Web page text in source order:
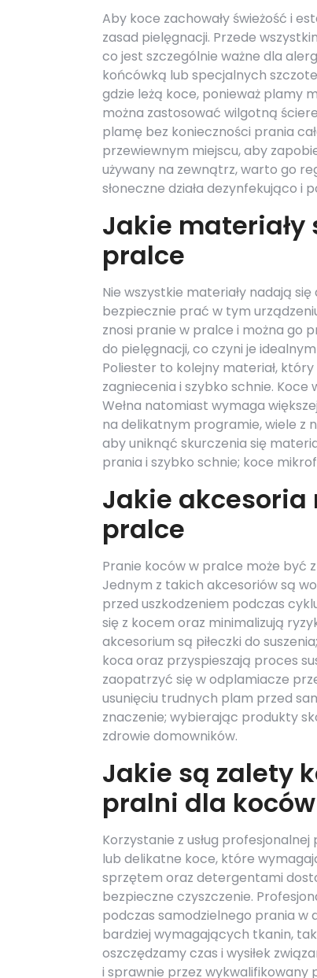
Aby koce zachowały świeżość i
zasad pielęgnacji. Przede
co jest szczególnie ważne dla
końcówką lub specjalnych
gdzie leżą koce, ponieważ plamy
można zastosować wilgotną
plamę bez konieczności prania
przewiewnym miejscu, aby
używany na zewnątrz, warto go
słoneczne działa dezynfekująco i
Jakie materiały
pralce
Nie wszystkie materiały nadają
bezpiecznie prać w tym
znosi pranie w pralce i można go
do pielęgnacji, co czyni je
Poliester to kolejny materiał,
zagniecenia i szybko schnie.
Wełna natomiast wymaga
na delikatnym programie, wiele z
aby uniknąć skurczenia się
prania i szybko schnie; koce
Jakie akcesoria
pralce
Pranie koców w pralce może być
Jednym z takich akcesoriów są
przed uszkodzeniem podczas
się z kocem oraz minimalizują
akcesorium są piłeczki do
koca oraz przyspieszają proces
zaopatrzyć się w odplamiacze
usunięciu trudnych plam przed
znaczenie; wybierając produkty
zdrowie domowników.
Jakie są zalety
pralni dla koców
Korzystanie z usług
lub delikatne koce, które
sprzętem oraz detergentami
bezpieczne czyszczenie.
podczas samodzielnego prania w
bardziej wymagających tkanin,
oszczędzamy czas i wysiłek
i sprawnie przez wykwalifikowany